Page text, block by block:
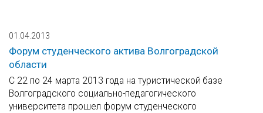
01.04.2013
Форум студенческого актива Волгоградской
области
С 22 по 24 марта 2013 года на туристической базе
Волгоградского социально-педагогического
университета прошел форум студенческого